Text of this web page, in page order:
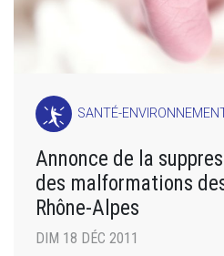
SANTÉ-
Annonce de la
des malformations
Rhône-Alpes
DIM 18 DÉC 2011